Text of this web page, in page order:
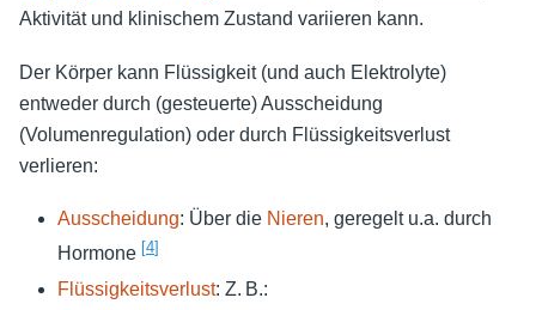
Aktivität und klinischem Zustand variieren kann.
Der Körper kann Flüssigkeit (und auch Elektrolyte)
entweder durch (gesteuerte) Ausscheidung
(Volumenregulation) oder durch Flüssigkeitsverlust
verlieren:
Ausscheidung: Über die Nieren, geregelt u.a. durch
Hormone [4]
Flüssigkeitsverlust: Z. B.: